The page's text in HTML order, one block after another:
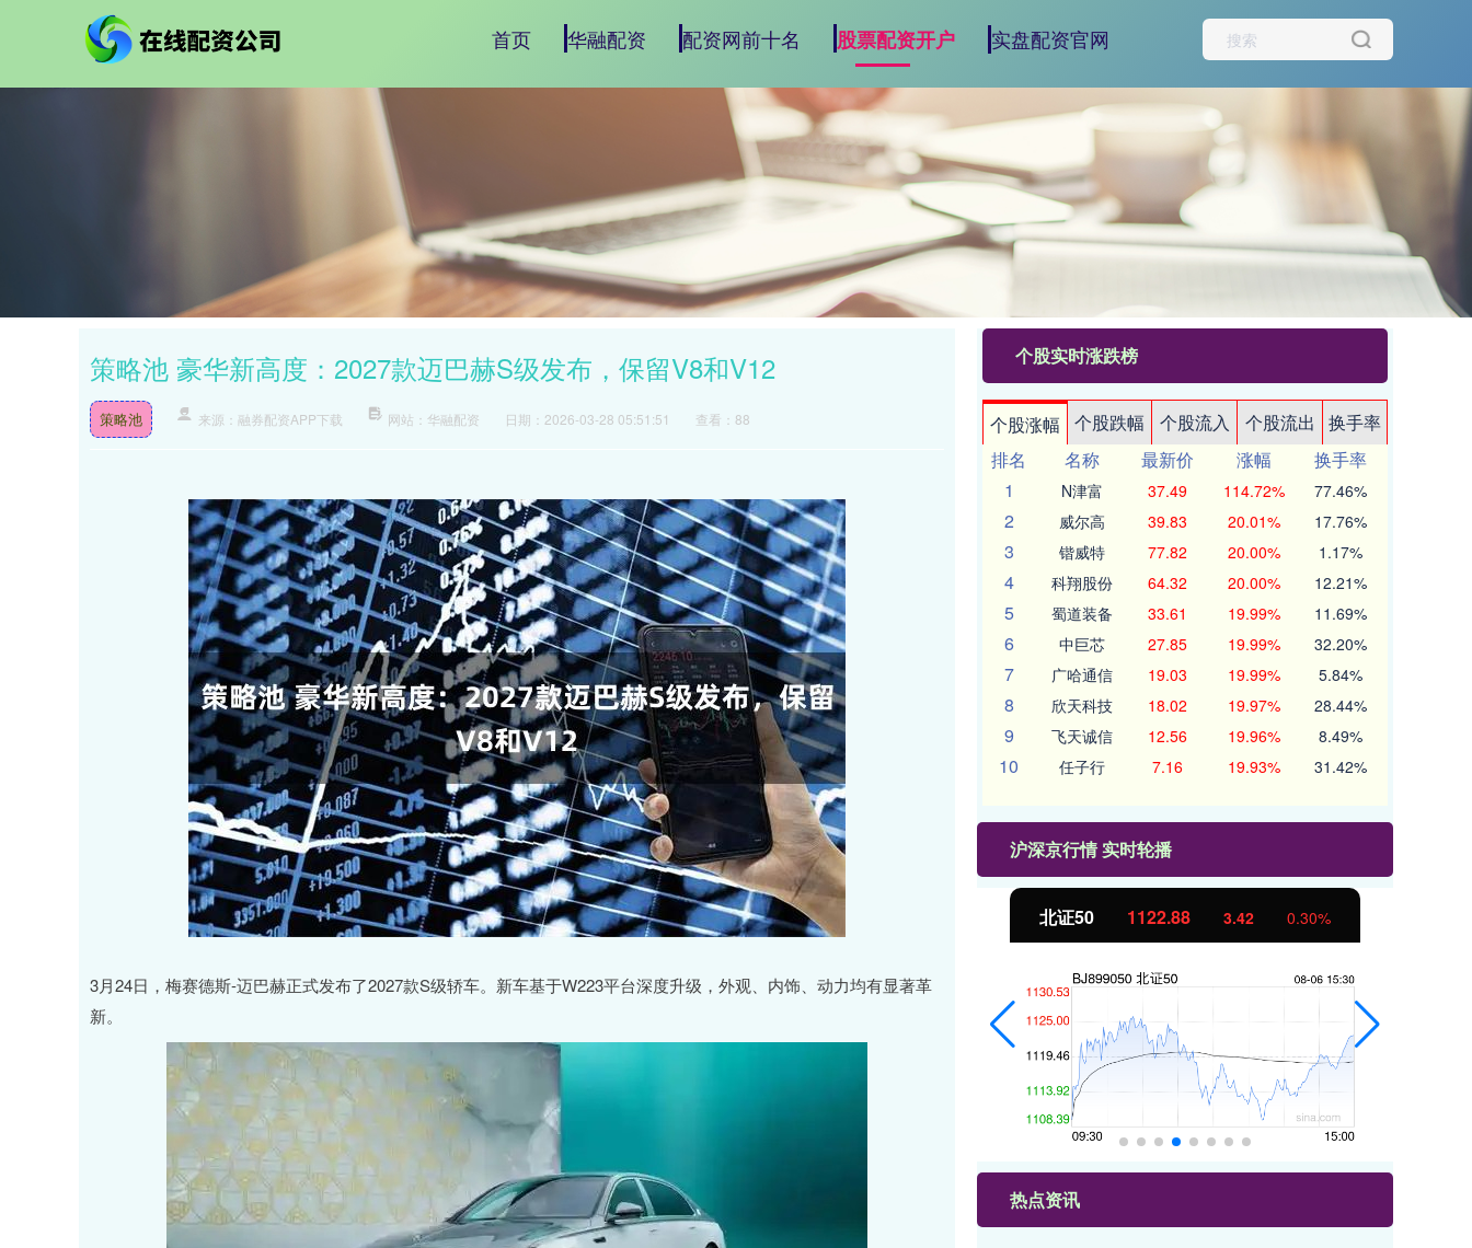
首页 华融配资 配资网前十名 股票配资开户 实盘配资官网
策略池 豪华新高度：2027款迈巴赫S级发布，保留V8和V12
策略池 来源：融券配资APP下载 网站：华融配资 日期：2026-03-28 05:51:51 查看：88
3月24日，梅赛德斯-迈巴赫正式发布了2027款S级轿车。新车基于W223平台深度升级，外观、内饰、动力均有显著革
新。
个股实时涨跌榜
个股涨幅 个股跌幅 个股流入 个股流出
换手率
排名
名称 最新价 涨幅
换手率
1
N津富 37.49 114.72% 77.46%
2 威尔高 39.83 20.01% 17.76%
3 锴威特 77.82 20.00% 1.17%
4 科翔股份 64.32 20.00% 12.21%
5 蜀道装备 33.61 19.99% 11.69%
6 中巨芯 27.85 19.99% 32.20%
7 广哈通信 19.03 19.99% 5.84%
8 欣天科技 18.02 19.97% 28.44%
9 飞天诚信 12.56 19.96% 8.49%
10 任子行 7.16 19.93% 31.42%
沪深京行情 实时轮播
沪深300 4651.31 -6.85 -0.15% 北证50 1122.88 3.42 创业板指 3515.56 -19.58 -0.55%
热点资讯